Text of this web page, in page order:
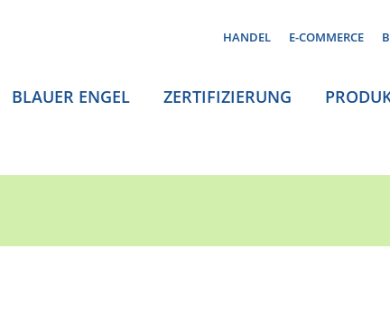
HANDEL E-COMMERCE
BLAUER ENGEL ZERTIFIZIERUNG